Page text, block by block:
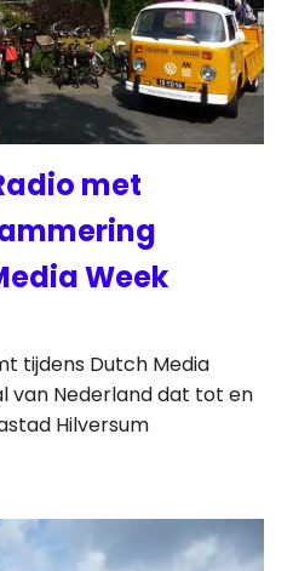
met
Week
tijdens Dutch Media
van Nederland dat tot en
Hilversum